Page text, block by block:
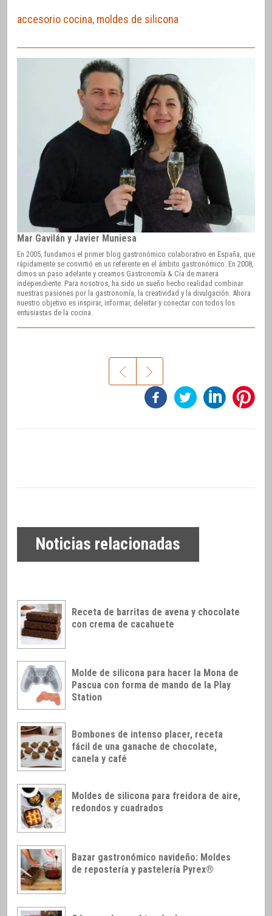
accesorio cocina, moldes de silicona
Mar Gavilán y Javier Muniesa
En 2005, fundamos el primer blog gastronómico colaborativo en España, que
rápidamente se convirtió en un referente en el ámbito gastronómico. En 2008,
dimos un paso adelante y creamos Gastronomía & Cía de manera
independiente. Para nosotros, ha sido un sueño hecho realidad combinar
nuestras pasiones por la gastronomía, la creatividad y la divulgación. Ahora
nuestro objetivo es inspirar, informar, deleitar y conectar con todos los
entusiastas de la cocina.
Noticias relacionadas
Receta de barritas de avena y chocolate
con crema de cacahuete
Molde de silicona para hacer la Mona de
Pascua con forma de mando de la Play
Station
Bombones de intenso placer, receta
fácil de una ganache de chocolate,
canela y café
Moldes de silicona para freidora de aire,
redondos y cuadrados
Bazar gastronómico navideño: Moldes
de repostería y pastelería Pyrex®